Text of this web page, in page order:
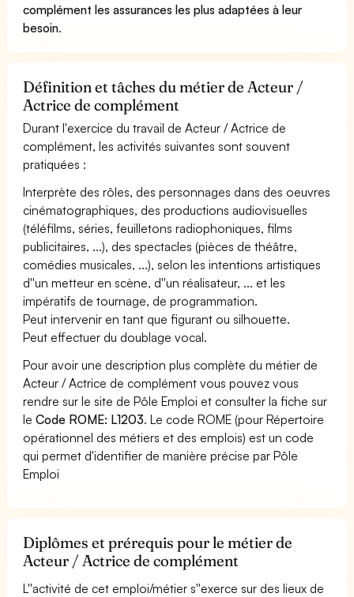
complément les assurances les plus adaptées à leur
besoin.
Définition et tâches du métier de Acteur /
Actrice de complément
Durant l'exercice du travail de Acteur / Actrice de
complément, les activités suivantes sont souvent
pratiquées :
Interprète des rôles, des personnages dans des oeuvres
cinématographiques, des productions audiovisuelles
(téléfilms, séries, feuilletons radiophoniques, films
publicitaires, ...), des spectacles (pièces de théâtre,
comédies musicales, ...), selon les intentions artistiques
d''un metteur en scène, d''un réalisateur, ... et les
impératifs de tournage, de programmation.
Peut intervenir en tant que figurant ou silhouette.
Peut effectuer du doublage vocal.
Pour avoir une description plus complète du métier de
Acteur / Actrice de complément vous pouvez vous
rendre sur le site de Pôle Emploi et consulter la fiche sur
leCode ROME: L1203. Le code ROME (pour Répertoire
opérationnel des métiers et des emplois) est un code
qui permet d'identifier de manière précise par Pôle
Emploi
Diplômes et prérequis pour le métier de
Acteur / Actrice de complément
L''activité de cet emploi/métier s''exerce sur des lieux de